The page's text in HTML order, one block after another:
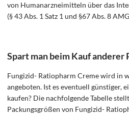
von Humanarzneimitteln über das
(§ 43 Abs. 1 Satz 1 und §67 Abs. 8
Spart man beim Kauf anderer
Fungizid- Ratiopharm Creme wird in
angeboten. Ist es eventuell günstiger,
kaufen? Die nachfolgende Tabelle
Packungsgrößen von Fungizid-